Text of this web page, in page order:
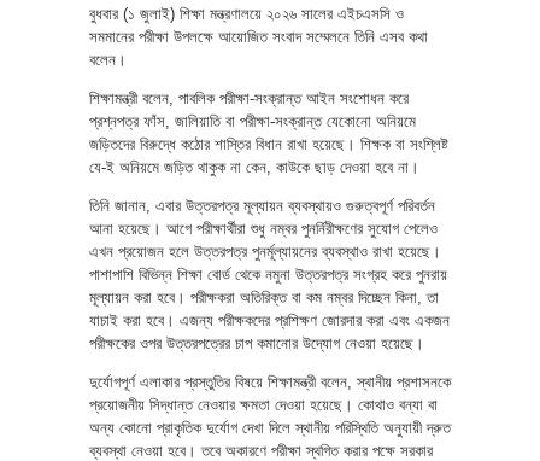
বুধবার (১ জুলাই) শিক্ষা মন্ত্রণালয়ে ২০২৬ সালের এইচএসসি ও
সমমানের পরীক্ষা উপলক্ষে আয়োজিত সংবাদ সম্মেলনে তিনি এসব কথা
বলেন।
শিক্ষামন্ত্রী বলেন, পাবলিক পরীক্ষা-সংক্রান্ত আইন সংশোধন করে
প্রশ্নপত্র ফাঁস, জালিয়াতি বা পরীক্ষা-সংক্রান্ত যেকোনো অনিয়মে
জড়িতদের বিরুদ্ধে কঠোর শাস্তির বিধান রাখা হয়েছে। শিক্ষক বা সংশ্লিষ্ট
যে-ই অনিয়মে জড়িত থাকুক না কেন, কাউকে ছাড় দেওয়া হবে না।
তিনি জানান, এবার উত্তরপত্র মূল্যায়ন ব্যবস্থায়ও গুরুত্বপূর্ণ পরিবর্তন
আনা হয়েছে। আগে পরীক্ষার্থীরা শুধু নম্বর পুনর্নিরীক্ষণের সুযোগ পেলেও
এখন প্রয়োজন হলে উত্তরপত্র পুনর্মূল্যায়নের ব্যবস্থাও রাখা হয়েছে।
পাশাপাশি বিভিন্ন শিক্ষা বোর্ড থেকে নমুনা উত্তরপত্র সংগ্রহ করে পুনরায়
মূল্যায়ন করা হবে। পরীক্ষকরা অতিরিক্ত বা কম নম্বর দিচ্ছেন কিনা, তা
যাচাই করা হবে। এজন্য পরীক্ষকদের প্রশিক্ষণ জোরদার করা এবং একজন
পরীক্ষকের ওপর উত্তরপত্রের চাপ কমানোর উদ্যোগ নেওয়া হয়েছে।
দুর্যোগপূর্ণ এলাকার প্রস্তুতির বিষয়ে শিক্ষামন্ত্রী বলেন, স্থানীয় প্রশাসনকে
প্রয়োজনীয় সিদ্ধান্ত নেওয়ার ক্ষমতা দেওয়া হয়েছে। কোথাও বন্যা বা
অন্য কোনো প্রাকৃতিক দুর্যোগ দেখা দিলে স্থানীয় পরিস্থিতি অনুযায়ী দ্রুত
ব্যবস্থা নেওয়া হবে। তবে অকারণে পরীক্ষা স্থগিত করার পক্ষে সরকার